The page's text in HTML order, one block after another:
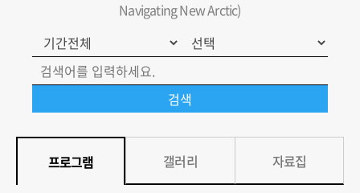
Navigating New Arctic)
프로그램 갤러리 자료집